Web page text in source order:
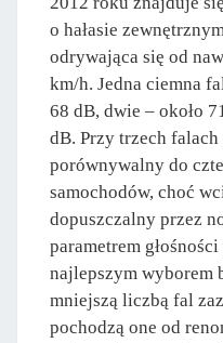
o hałasie
odrywająca się od
km/h. Jedna ciemna
68 dB, dwie – około
dB. Przy trzech falach
porównywalny do
samochodów, choć
dopuszczalny przez
parametrem
najlepszym wyborem
mniejszą liczbą fal
pochodzą one od